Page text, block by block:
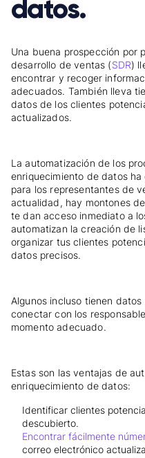
datos.
Una buena prospección por
desarrollo de ventas (SDR)
encontrar y recoger
adecuados. También lleva
datos de los clientes
actualizados.
La automatización de los
enriquecimiento de datos
para los representantes de
actualidad, hay montones
te dan acceso inmediato a
automatizan la creación de
organizar tus clientes
datos precisos.
Algunos incluso tienen
conectar con los
momento adecuado.
Estas son las ventajas de
enriquecimiento de datos:
Identificar clientes
descubierto.
Encontrar fácilmente
correo electrónico